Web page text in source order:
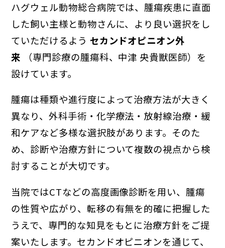
ハグウェル動物総合病院では、腫瘍疾患に直面
した飼い主様と動物さんに、より良い選択をし
ていただけるよう セカンドオピニオン外
来 （専門診療の腫瘍科、中津 央貴獣医師） を
設けています。
腫瘍は種類や進行度によって治療方法が大きく
異なり、外科手術・化学療法・放射線治療・緩
和ケアなど多様な選択肢があります。そのた
め、診断や治療方針について複数の視点から検
討することが大切です。
当院ではCTなどの高度画像診断を用い、腫瘍
の性質や広がり、転移の有無を的確に把握した
うえで、専門的な知見をもとに治療方針をご提
案いたします。セカンドオピニオンを通じて、